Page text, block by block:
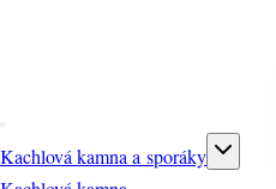
Kachlová kamna a sporáky
Toggle